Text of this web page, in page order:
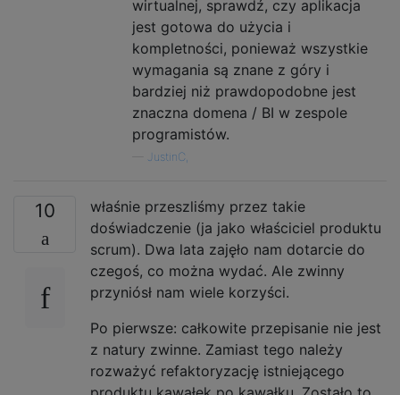
wirtualnej, sprawdź, czy aplikacja
jest gotowa do użycia i
kompletności, ponieważ wszystkie
wymagania są znane z góry i
bardziej niż prawdopodobne jest
znaczna domena / BI w zespole
programistów.
JustinC,
10
właśnie przeszliśmy przez takie
doświadczenie (ja jako właściciel produktu
scrum). Dwa lata zajęło nam dotarcie do
czegoś, co można wydać. Ale zwinny
przyniósł nam wiele korzyści.
Po pierwsze: całkowite przepisanie nie jest
z natury zwinne. Zamiast tego należy
rozważyć refaktoryzację istniejącego